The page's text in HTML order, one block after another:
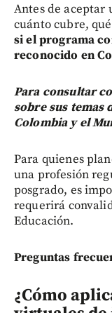
Antes de aceptar
cuánto cubre,
si el programa
reconocido en
Para consultar
sobre sus temas
Colombia y el
Para quienes
una profesión
posgrado, es
requerirá
Educación.
Preguntas
¿Cómo